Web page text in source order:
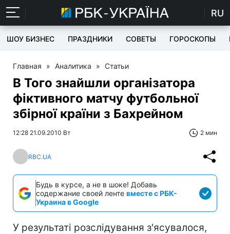
RU
ШОУ БИЗНЕС ПРАЗДНИКИ СОВЕТЫ ГОРОСКОПЫ
Главная » Аналитика » Статьи
В Того знайшли організатора
фіктивного матчу футбольної
збірної країни з Бахрейном
12:28 21.09.2010 Вт 2 мин
RBC.UA
Будь в курсе, а не в шоке! Добавь
содержание своей ленте вместе с РБК-
Украина в Google
У результаті розслідування з'ясувалося,